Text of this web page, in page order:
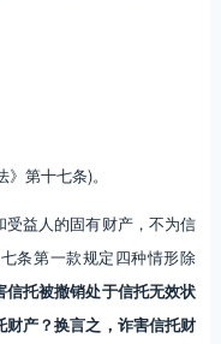
第十七条)。
益人的固有财产，不为信
条第一款规定四种情形除
托被撤销处于信托无效状
产？换言之，诈害信托财